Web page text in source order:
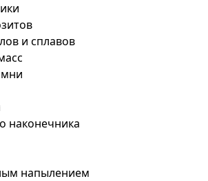
и сплавов
наконечника
напылением